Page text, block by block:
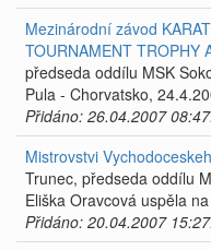
Mezinárodní závod
TOURNAMENT TROPHY
předseda oddílu MSK
Pula - Chorvatsko,
Přidáno: 26.04.2007
Mistrovstvi
Trunec, předseda oddílu
Eliška Oravcová uspěla
Přidáno: 20.04.2007